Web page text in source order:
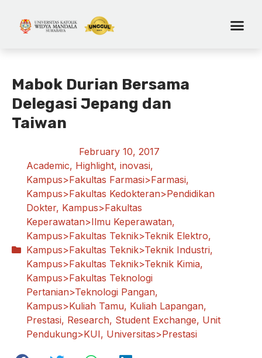
Mabok Durian Bersama
Delegasi Jepang dan
Taiwan
February 10, 2017
Academic, Highlight, inovasi,
Kampus>Fakultas Farmasi>Farmasi,
Kampus>Fakultas Kedokteran>Pendidikan
Dokter, Kampus>Fakultas
Keperawatan>Ilmu Keperawatan,
Kampus>Fakultas Teknik>Teknik Elektro,
Kampus>Fakultas Teknik>Teknik Industri,
Kampus>Fakultas Teknik>Teknik Kimia,
Kampus>Fakultas Teknologi
Pertanian>Teknologi Pangan,
Kampus>Kuliah Tamu, Kuliah Lapangan,
Prestasi, Research, Student Exchange, Unit
Pendukung>KUI, Universitas>Prestasi